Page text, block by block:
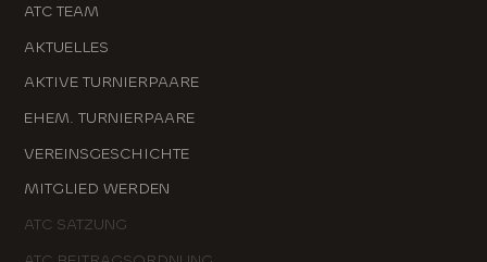
ATC TEAM
AKTUELLES
AKTIVE TURNIERPAARE
EHEM. TURNIERPAARE
VEREINSGESCHICHTE
MITGLIED WERDEN
ATC SATZUNG